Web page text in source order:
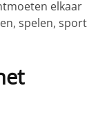
elkaar
spelen, sport